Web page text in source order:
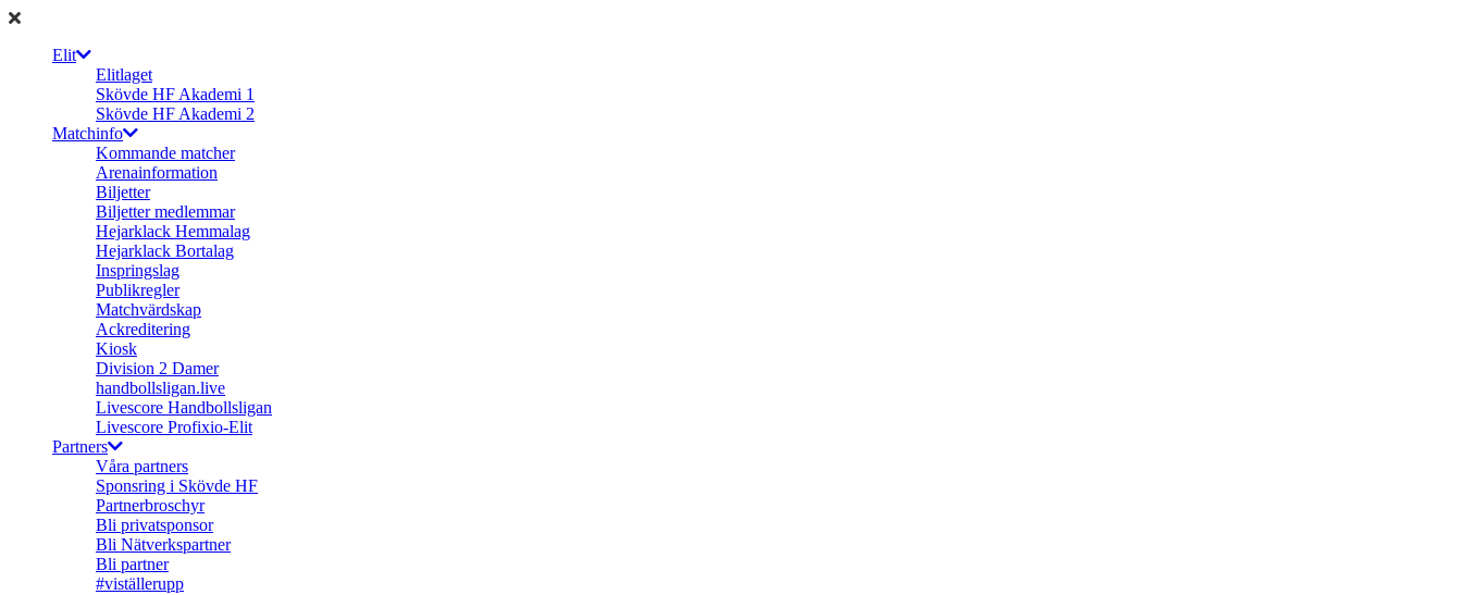
Elit
Elitlaget
Skövde HF Akademi 1
Skövde HF Akademi 2
Matchinfo
Kommande matcher
Arenainformation
Biljetter
Biljetter medlemmar
Hejarklack Hemmalag
Hejarklack Bortalag
Inspringslag
Publikregler
Matchvärdskap
Ackreditering
Kiosk
Division 2 Damer
handbollsligan.live
Livescore Handbollsligan
Livescore Profixio-Elit
Partners
Våra partners
Sponsring i Skövde HF
Partnerbroschyr
Bli privatsponsor
Bli Nätverkspartner
Bli partner
#viställerupp